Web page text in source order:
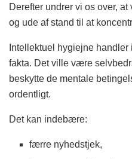
Derefter undrer vi os over,
og ude af stand til at
Intellektuel hygiejne
fakta. Det ville være
beskytte de mentale
ordentligt.
Det kan indebære:
færre nyhedstjek,